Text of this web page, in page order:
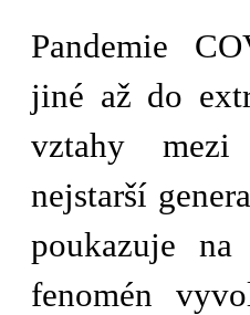
Pandemie
jiné až do
vztahy
nejstarší
poukazuje
fenomén